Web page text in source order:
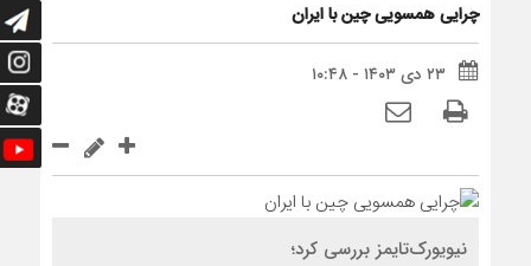
چرایی همسویی چین با ایران
۲۳ دی ۱۴۰۳ - ۱۰:۴۸
نیویورک‌تایمز بررسی کرد؛